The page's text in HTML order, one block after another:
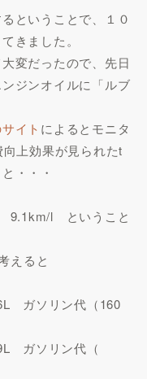
ということで、１０
きました。
変だったので、先日
ジンオイルに「ルブ
イト によるとモニタ
向上効果が見られたt
・・・
l ということ
えると
ソリン代（160
ガソリン代（